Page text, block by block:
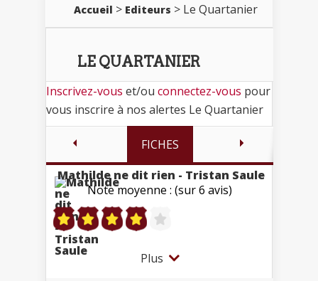
Accueil > Editeurs > Le Quartanier
LE QUARTANIER
Inscrivez-vous et/ou connectez-vous pour
vous inscrire à nos alertes Le Quartanier
FICHES
Mathilde ne dit rien - Tristan Saule
Note moyenne : (sur 6 avis)
Plus